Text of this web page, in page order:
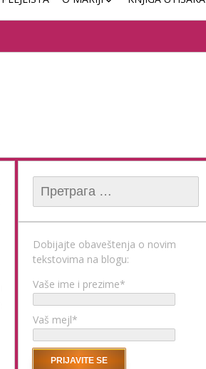
Dobijajte obaveštenja o novim
tekstovima na blogu:
Vaše ime i prezime*
Vaš mejl*